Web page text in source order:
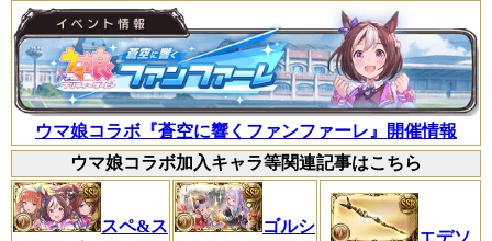
ウマ娘コラボ『蒼空に響くファンファーレ』開催情報
ウマ娘コラボ加入キャラ等関連記事はこちら
スペ&ス
ゴルシ
エデソ